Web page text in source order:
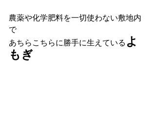
農薬や化学肥料を一切使わない敷地内
で
あちらこちらに勝手に生えている よ
もぎ